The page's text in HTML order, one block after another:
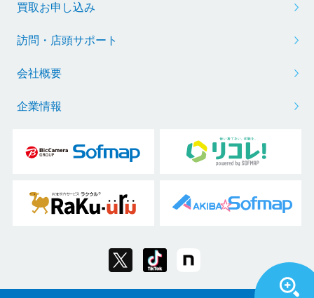
買取お申し込み
訪問・店頭サポート
会社概要
企業情報